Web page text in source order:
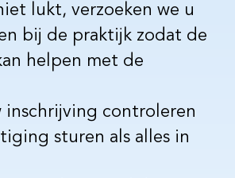
lukt, verzoeken we u
bij de praktijk zodat de
helpen met de
inschrijving controleren
sturen als alles in